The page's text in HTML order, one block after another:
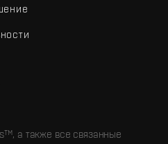
а также все связанные